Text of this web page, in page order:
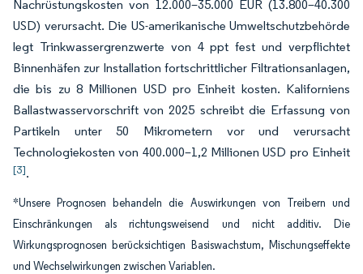
Nachrüstungskosten von 12.000–35.000 EUR (13.800–40.300
USD) verursacht. Die US-amerikanische Umweltschutzbehörde
legt Trinkwassergrenzwerte von 4 ppt fest und verpflichtet
Binnenhäfen zur Installation fortschrittlicher Filtrationsanlagen,
die bis zu 8 Millionen USD pro Einheit kosten. Kaliforniens
Ballastwasservorschrift von 2025 schreibt die Erfassung von
Partikeln unter 50 Mikrometern vor und verursacht
Technologiekosten von 400.000–1,2 Millionen USD pro Einheit
[3].
*Unsere Prognosen behandeln die Auswirkungen von Treibern und
Einschränkungen als richtungsweisend und nicht additiv. Die
Wirkungsprognosen berücksichtigen Basiswachstum, Mischungseffekte
und Wechselwirkungen zwischen Variablen.